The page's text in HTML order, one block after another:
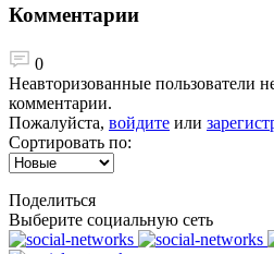
Комментарии
0
Неавторизованные пользователи
комментарии.
Пожалуйста, войдите или
Сортировать по:
Поделиться
Выберите социальную сеть